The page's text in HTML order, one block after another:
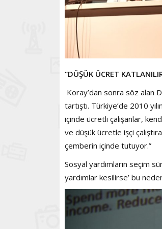
“DÜŞÜK ÜCRET
Koray’dan sonra söz alan
tartıştı. Türkiye’de 2010
içinde ücretli çalışanlar,
ve düşük ücretle işçi
çemberin içinde tutuyor.”
Sosyal yardımların seçim
yardımlar kesilirse’ bu